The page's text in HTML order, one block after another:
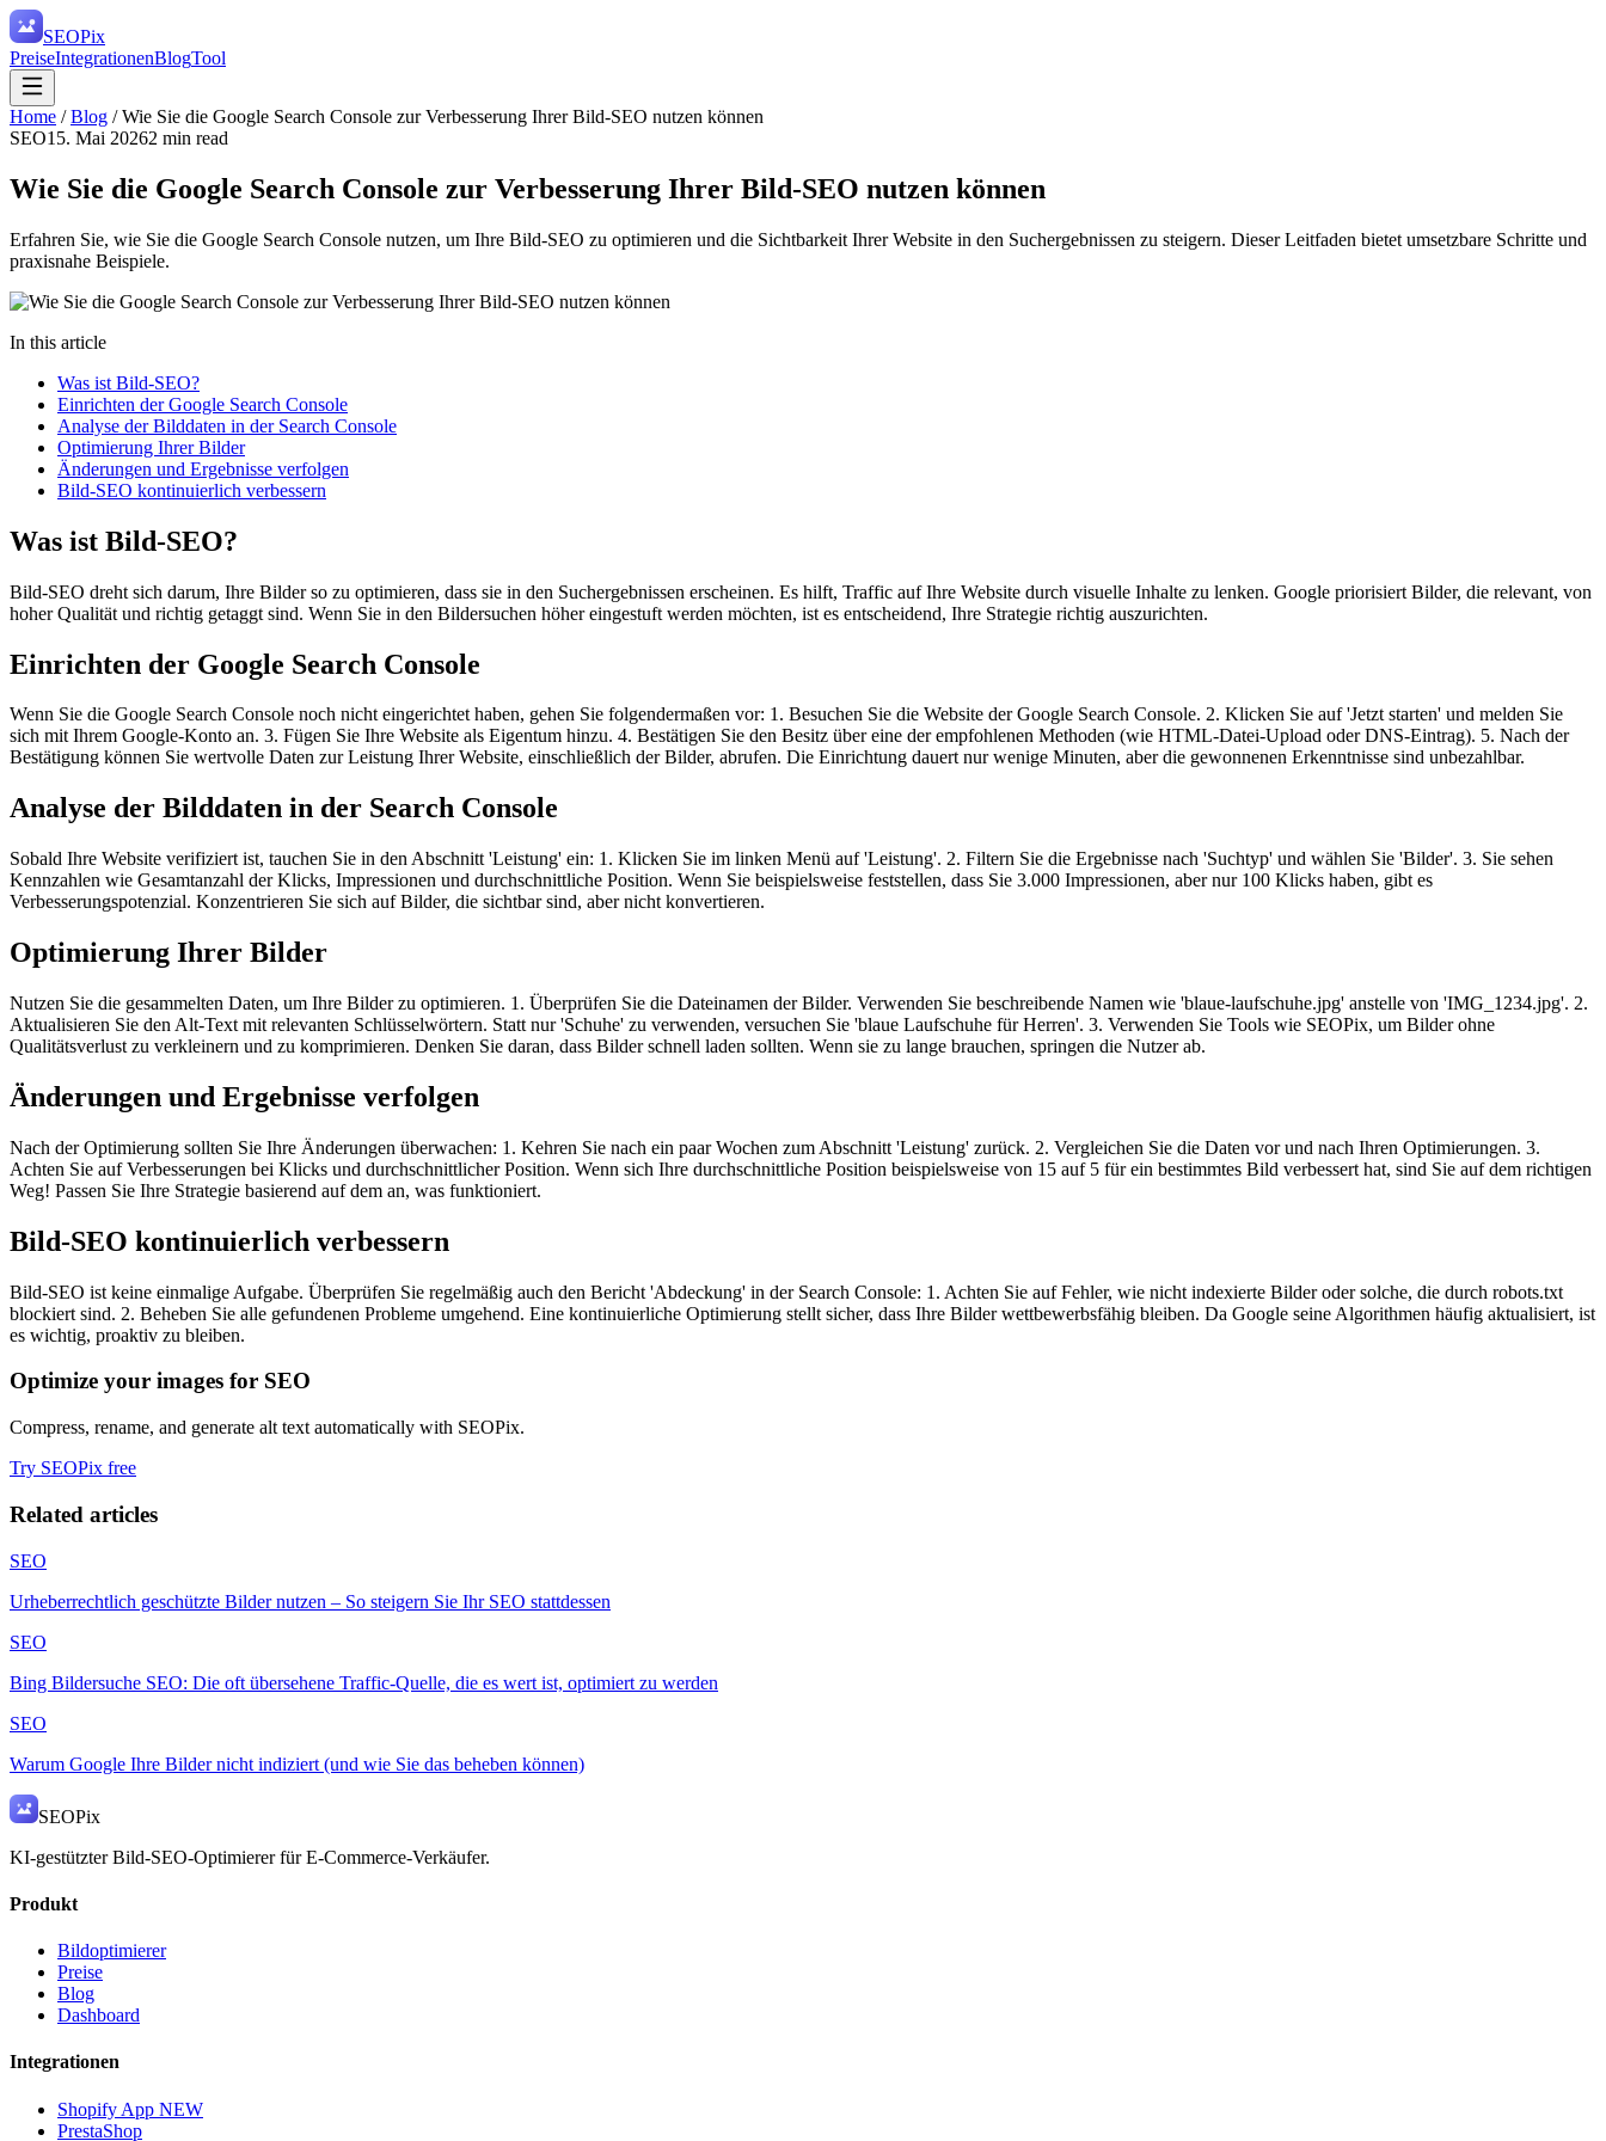
SEOPix
PreiseIntegrationenBlogTool
Home /Blog /Wie Sie die Google Search Console zur Verbesserung Ihrer Bild-SEO nutzen können
SEO15. Mai 20262 min read
Wie Sie die Google Search Console zur Verbesserung Ihrer Bild-SEO nutzen können
Erfahren Sie, wie Sie die Google Search Console nutzen, um Ihre Bild-SEO zu optimieren und die Sichtbarkeit Ihrer Website in den Suchergebnissen zu steigern. Dieser Leitfaden bietet umsetzbare Schritte und
praxisnahe Beispiele.
In this article
Was ist Bild-SEO?
Einrichten der Google Search Console
Analyse der Bilddaten in der Search Console
Optimierung Ihrer Bilder
Änderungen und Ergebnisse verfolgen
Bild-SEO kontinuierlich verbessern
Was ist Bild-SEO?
Bild-SEO dreht sich darum, Ihre Bilder so zu optimieren, dass sie in den Suchergebnissen erscheinen. Es hilft, Traffic auf Ihre Website durch visuelle Inhalte zu lenken. Google priorisiert Bilder, die relevant, von
hoher Qualität und richtig getaggt sind. Wenn Sie in den Bildersuchen höher eingestuft werden möchten, ist es entscheidend, Ihre Strategie richtig auszurichten.
Einrichten der Google Search Console
Wenn Sie die Google Search Console noch nicht eingerichtet haben, gehen Sie folgendermaßen vor: 1. Besuchen Sie die Website der Google Search Console. 2. Klicken Sie auf 'Jetzt starten' und melden Sie
sich mit Ihrem Google-Konto an. 3. Fügen Sie Ihre Website als Eigentum hinzu. 4. Bestätigen Sie den Besitz über eine der empfohlenen Methoden (wie HTML-Datei-Upload oder DNS-Eintrag). 5. Nach der
Bestätigung können Sie wertvolle Daten zur Leistung Ihrer Website, einschließlich der Bilder, abrufen. Die Einrichtung dauert nur wenige Minuten, aber die gewonnenen Erkenntnisse sind unbezahlbar.
Analyse der Bilddaten in der Search Console
Sobald Ihre Website verifiziert ist, tauchen Sie in den Abschnitt 'Leistung' ein: 1. Klicken Sie im linken Menü auf 'Leistung'. 2. Filtern Sie die Ergebnisse nach 'Suchtyp' und wählen Sie 'Bilder'. 3. Sie sehen
Kennzahlen wie Gesamtanzahl der Klicks, Impressionen und durchschnittliche Position. Wenn Sie beispielsweise feststellen, dass Sie 3.000 Impressionen, aber nur 100 Klicks haben, gibt es
Verbesserungspotenzial. Konzentrieren Sie sich auf Bilder, die sichtbar sind, aber nicht konvertieren.
Optimierung Ihrer Bilder
Nutzen Sie die gesammelten Daten, um Ihre Bilder zu optimieren. 1. Überprüfen Sie die Dateinamen der Bilder. Verwenden Sie beschreibende Namen wie 'blaue-laufschuhe.jpg' anstelle von 'IMG_1234.jpg'. 2.
Aktualisieren Sie den Alt-Text mit relevanten Schlüsselwörtern. Statt nur 'Schuhe' zu verwenden, versuchen Sie 'blaue Laufschuhe für Herren'. 3. Verwenden Sie Tools wie SEOPix, um Bilder ohne
Qualitätsverlust zu verkleinern und zu komprimieren. Denken Sie daran, dass Bilder schnell laden sollten. Wenn sie zu lange brauchen, springen die Nutzer ab.
Änderungen und Ergebnisse verfolgen
Nach der Optimierung sollten Sie Ihre Änderungen überwachen: 1. Kehren Sie nach ein paar Wochen zum Abschnitt 'Leistung' zurück. 2. Vergleichen Sie die Daten vor und nach Ihren Optimierungen. 3.
Achten Sie auf Verbesserungen bei Klicks und durchschnittlicher Position. Wenn sich Ihre durchschnittliche Position beispielsweise von 15 auf 5 für ein bestimmtes Bild verbessert hat, sind Sie auf dem richtigen
Weg! Passen Sie Ihre Strategie basierend auf dem an, was funktioniert.
Bild-SEO kontinuierlich verbessern
Bild-SEO ist keine einmalige Aufgabe. Überprüfen Sie regelmäßig auch den Bericht 'Abdeckung' in der Search Console: 1. Achten Sie auf Fehler, wie nicht indexierte Bilder oder solche, die durch robots.txt
blockiert sind. 2. Beheben Sie alle gefundenen Probleme umgehend. Eine kontinuierliche Optimierung stellt sicher, dass Ihre Bilder wettbewerbsfähig bleiben. Da Google seine Algorithmen häufig aktualisiert, ist
es wichtig, proaktiv zu bleiben.
Optimize your images for SEO
Compress, rename, and generate alt text automatically with SEOPix.
Try SEOPix free
Related articles
SEO
Urheberrechtlich geschützte Bilder nutzen – So steigern Sie Ihr SEO stattdessen
SEO
Bing Bildersuche SEO: Die oft übersehene Traffic-Quelle, die es wert ist, optimiert zu werden
SEO
Warum Google Ihre Bilder nicht indiziert (und wie Sie das beheben können)
SEOPix
KI-gestützter Bild-SEO-Optimierer für E-Commerce-Verkäufer.
Produkt
Bildoptimierer
Preise
Blog
Dashboard
Integrationen
Shopify App NEW
PrestaShop